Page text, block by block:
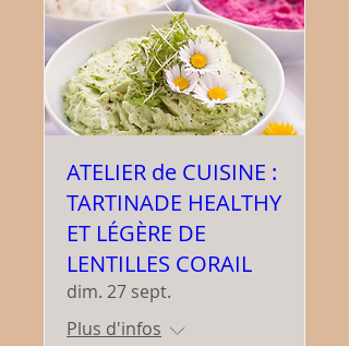
ATELIER de CUISINE :
TARTINADE HEALTHY
ET LÉGÈRE DE
LENTILLES CORAIL
dim. 27 sept.
Plus d'infos